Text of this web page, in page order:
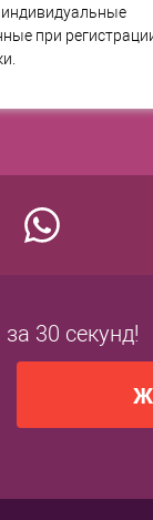
индивидуальные
при
за 30 секунд!